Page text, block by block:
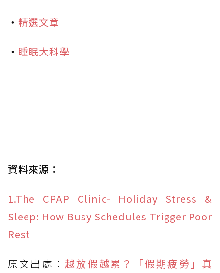
・ 精選文章
・ 睡眠大科學
資料來源：
1.The CPAP Clinic- Holiday Stress &
Sleep: How Busy Schedules Trigger Poor
Rest
原文出處： 越放假越累？「假期疲勞」真